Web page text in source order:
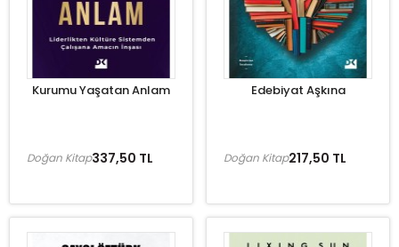
Kurumu Yaşatan Anlam
337,50 TL
Doğan Kitap
Edebiyat Aşkına
217,50 TL
Doğan Kitap